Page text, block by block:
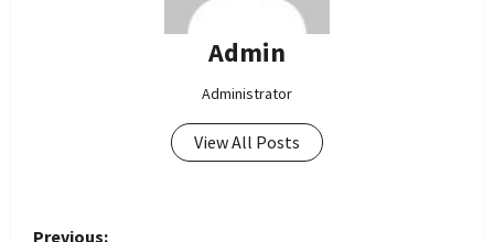
Admin
Administrator
View All Posts
P
Previous: